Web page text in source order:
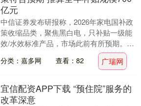
亿元
中信证券发布研报称，2026年家电国补政
策收缩品类，聚焦黑白电，只补贴一级能
效/水效标准产品，市场此前有所预期。该
行推算2026年家电补贴资金约为700亿
元，有....
分类：嘉多网 查看：82 广瑞网
宜信配资APP下载 “预住院”服务的
改革深意